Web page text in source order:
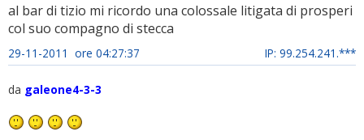
al bar di tizio mi ricordo una colossale litigata di prosperi
col suo compagno di stecca
29-11-2011 ore 04:27:37 IP: 99.254.241.***
da galeone4-3-3